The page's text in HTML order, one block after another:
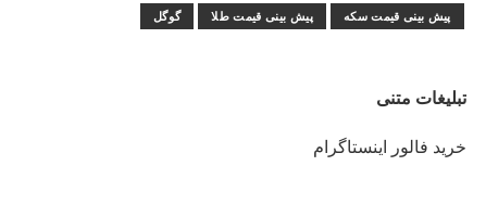
پیش بینی قیمت سکه پیش بینی قیمت طلا گوگل
تبلیغات متنی
خرید فالور اینستاگرام